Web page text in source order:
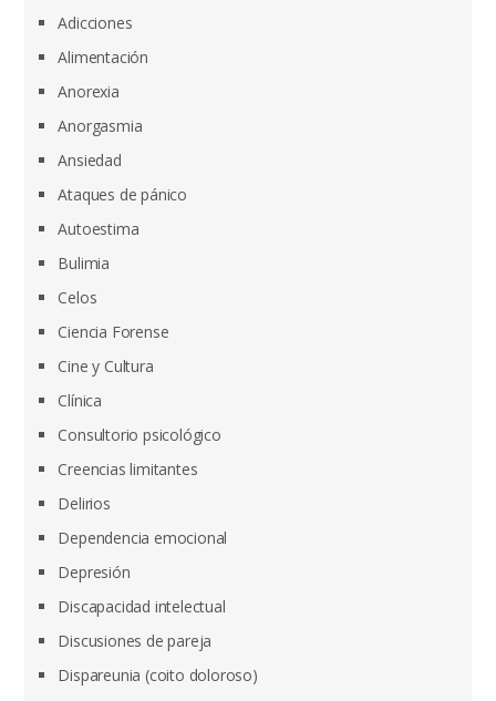
Adicciones
Alimentación
Anorexia
Anorgasmia
Ansiedad
Ataques de pánico
Autoestima
Bulimia
Celos
Ciencia Forense
Cine y Cultura
Clínica
Consultorio psicológico
Creencias limitantes
Delirios
Dependencia emocional
Depresión
Discapacidad intelectual
Discusiones de pareja
Dispareunia (coito doloroso)